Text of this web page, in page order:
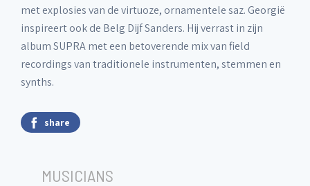
met explosies van de virtuoze, ornamentele saz. Georgië
inspireert ook de Belg Dijf Sanders. Hij verrast in zijn
album SUPRA met een betoverende mix van field
recordings van traditionele instrumenten, stemmen en
synths.
share
MUSICIANS